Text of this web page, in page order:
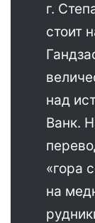
г.
стоит
над
Ванк.
«гора
на